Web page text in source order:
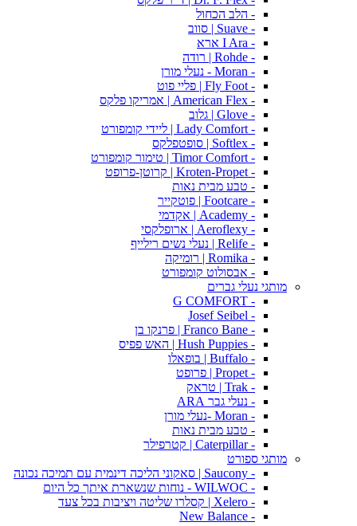
- הלב הכחול
- Suave | סווב
- I Ara ארא
- Rohde | רודה
- Moran - נעלי מורן
- Fly Foot | פליי פוט
- American Flex | אמריקו פלקס
- Glove | גלוב
- Lady Comfort | ליידי קומפורט
- Softlex | סופטפלקס
- Timor Comfort | טימור קומפורט
- Kroten-Propet | קרוטן-פרופט
- טבע מבית נאות
- Footcare | פוטקייר
- Academy | אקדמי
- Aeroflexy | ארופלקסי
- Relife | נעלי נשים רילייף
- Romika | רומיקה
- אבסולוט קומפורט
מותגי נעלי גברים
- G COMFORT
- Josef Seibel
- Franco Bane | פרנקו בן
- Hush Puppies | האש פפיס
- Buffalo | בופאלו
- Propet | פרופט
- Trak | טראק
- נעלי גבר ARA
- Moran -נעלי מורן
- טבע מבית נאות
- Caterpillar | קטרפילר
מותגי ספורט
- Saucony | סאקוני הליכה דינמית עם תמיכה נכונה
- WILWOC - נוחות שנשארת איתך כל היום
- Xelero | קסלרו שליטה ויציבות בכל צעד
- New Balance